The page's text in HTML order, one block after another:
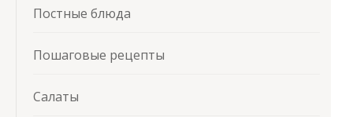
Постные блюда
Пошаговые рецепты
Салаты